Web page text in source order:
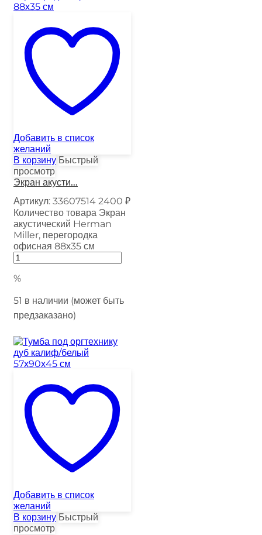
Добавить в список
желаний
В корзину Быстрый
просмотр
Экран акусти...
Артикул: 33607514 2400 ₽
Количество товара Экран
акустический Herman
Miller, перегородка
офисная 88х35 см
%
51 в наличии (может быть
предзаказано)
Добавить в список
желаний
В корзину Быстрый
просмотр